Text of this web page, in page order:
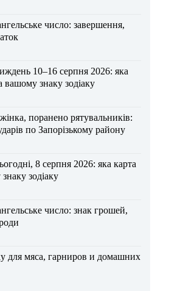
число: завершення,
10–16 серпня 2026: яка
вашому знаку зодіаку
поранено рятувальників:
по Запорізькому району
8 серпня 2026: яка карта
зодіаку
число: знак грошей,
для мяса, гарниров и домашних